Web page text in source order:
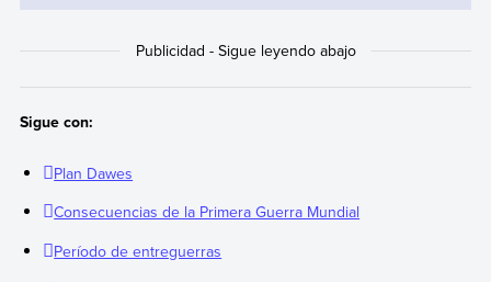
Sigue con:
Plan Dawes
Consecuencias de la Primera Guerra Mundial
Período de entreguerras